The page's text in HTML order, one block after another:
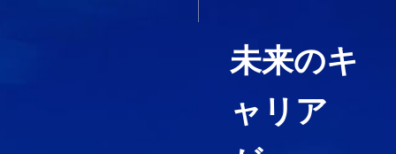
未来のキ
ャリア